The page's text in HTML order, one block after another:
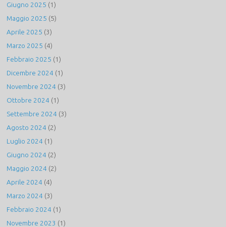
Giugno 2025 (1)
Maggio 2025 (5)
Aprile 2025 (3)
Marzo 2025 (4)
Febbraio 2025 (1)
Dicembre 2024 (1)
Novembre 2024 (3)
Ottobre 2024 (1)
Settembre 2024 (3)
Agosto 2024 (2)
Luglio 2024 (1)
Giugno 2024 (2)
Maggio 2024 (2)
Aprile 2024 (4)
Marzo 2024 (3)
Febbraio 2024 (1)
Novembre 2023 (1)